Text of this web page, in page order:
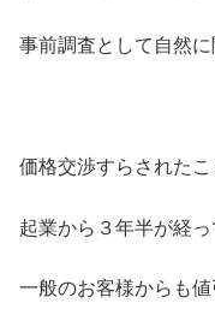
事前調査として自然
価格交渉すらされた
起業から３年半が経っ
一般のお客様からも